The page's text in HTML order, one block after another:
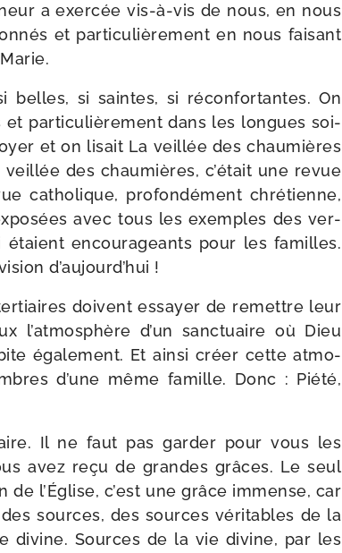
a exer­cée vis-​à-​vis de nous, en nous
et par­ti­cu­liè­re­ment en nous fai­sant
belles, si saintes, si récon­for­tantes. On
et par­ti­cu­liè­re­ment dans les longues soi­
et on lisait La veillée des chau­mières
des chau­mières, c’était une revue
catho­lique, pro­fon­dé­ment chré­tienne,
avec tous les exemples des ver­
étaient encou­ra­geants pour les familles.
d’aujourd’hui !
doivent essayer de remettre leur
l’atmosphère d’un sanc­tuaire où Dieu
éga­le­ment. Et ain­si créer cette atmo­
d’une même famille. Donc : Piété,
Il ne faut pas gar­der pour vous les
avez reçu de grandes grâces. Le seul
de l’Église, c’est une grâce immense, car
sources, des sources véri­tables de la
divine. Sources de la vie divine, par les